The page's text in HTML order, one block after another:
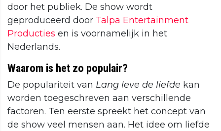
door het publiek. De show wordt
geproduceerd door Talpa Entertainment
Producties en is voornamelijk in het
Nederlands.
Waarom is het zo populair?
De populariteit van Lang leve de liefde kan
worden toegeschreven aan verschillende
factoren. Ten eerste spreekt het concept van
de show veel mensen aan. Het idee om liefde